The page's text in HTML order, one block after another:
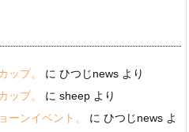
ップ。 に ひつじnews より
ップ。
に sheep より
ーンイベント。
に ひつじnews よ